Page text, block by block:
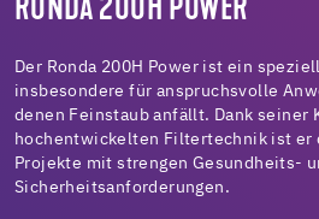
RONDA 200H POWER
Der Ronda 200H Power ist ein
insbesondere für anspruchsvolle
denen Feinstaub anfällt. Dank seiner
hochentwickelten Filtertechnik ist er
Projekte mit strengen Gesundheits-
Sicherheitsanforderungen.